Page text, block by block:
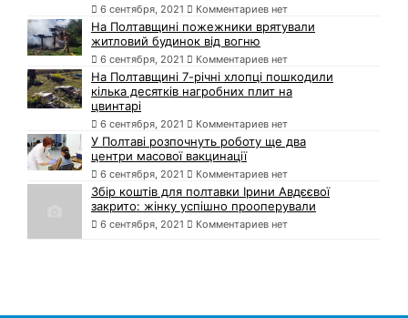
6 сентября, 2021 Комментариев нет
На Полтавщині пожежники врятували
житловий будинок від вогню
6 сентября, 2021 Комментариев нет
На Полтавщині 7-річні хлопці пошкодили
кілька десятків нагробних плит на
цвинтарі
6 сентября, 2021 Комментариев нет
У Полтаві розпочнуть роботу ще два
центри масової вакцинації
6 сентября, 2021 Комментариев нет
Збір коштів для полтавки Ірини Авдєєвої
закрито: жінку успішно прооперували
6 сентября, 2021 Комментариев нет